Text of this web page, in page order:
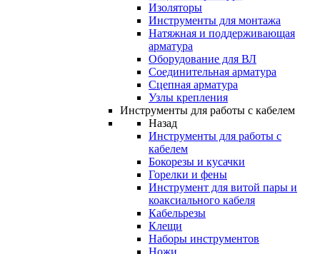
Изоляторы
Инструменты для монтажа
Натяжная и поддерживающая
арматура
Оборудование для ВЛ
Соединительная арматура
Сцепная арматура
Узлы крепления
Инструменты для работы с кабелем
Назад
Инструменты для работы с
кабелем
Бокорезы и кусачки
Горелки и фены
Инструмент для витой пары и
коаксиального кабеля
Кабельрезы
Клещи
Наборы инструментов
Ножи